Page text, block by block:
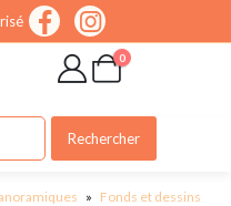
0
Rechercher
» Fonds et dessins